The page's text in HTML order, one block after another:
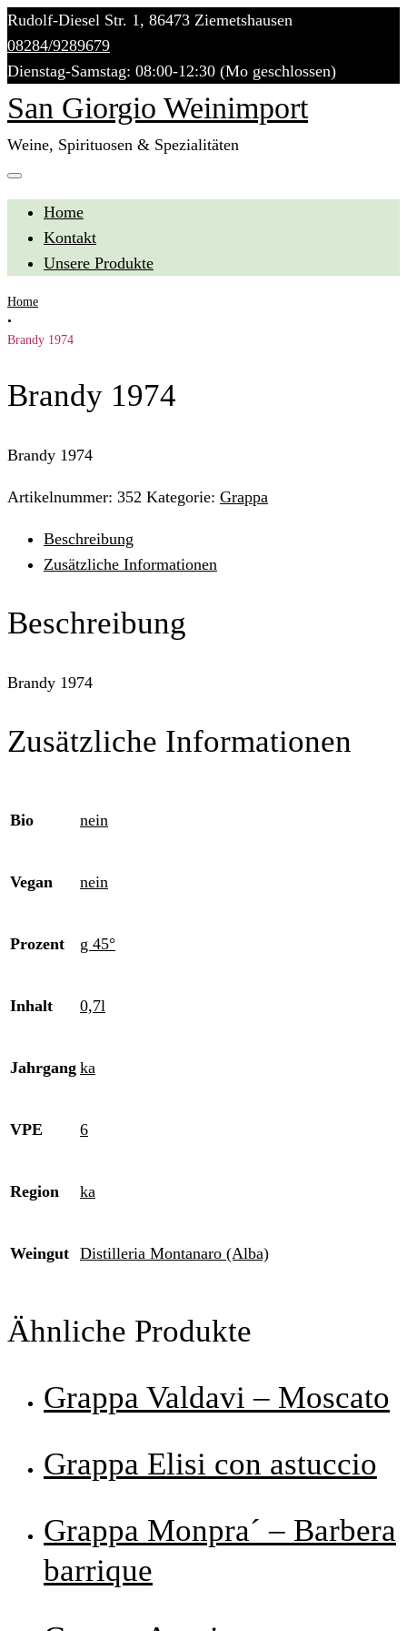
Skip
to
content
Rudolf-Diesel Str. 1, 86473 Ziemetshausen
08284/9289679
Dienstag-Samstag: 08:00-12:30 (Mo geschlossen)
San Giorgio Weinimport
Weine, Spirituosen & Spezialitäten
Home
Kontakt
Unsere Produkte
Home
•
Brandy 1974
Brandy 1974
Brandy 1974
Artikelnummer: 352 Kategorie: Grappa
Beschreibung
Zusätzliche Informationen
Beschreibung
Brandy 1974
Zusätzliche Informationen
Bio nein
Vegan nein
Prozent g 45°
Inhalt 0,7l
Jahrgang ka
VPE 6
Region ka
Weingut Distilleria Montanaro (Alba)
Ähnliche Produkte
Grappa Valdavi – Moscato
Grappa Elisi con astuccio
Grappa Monpra´ – Barbera
barrique